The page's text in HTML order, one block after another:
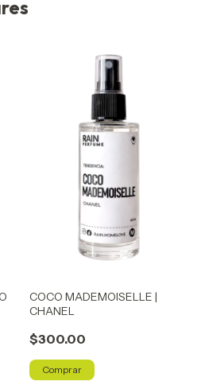
COCO MADEMOISELLE |
CHANEL
$300.00